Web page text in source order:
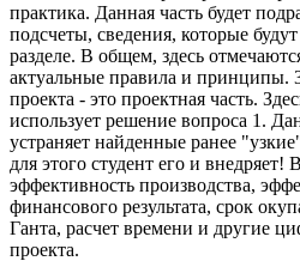
практика. Данная часть будет
подсчеты, сведения, которые
разделе. В общем, здесь
актуальные правила и принципы.
проекта - это проектная часть.
использует решение вопроса 1.
устраняет найденные ранее
для этого студент его и внедряет!
эффективность производства,
финансового результата, срок
Ганта, расчет времени и другие
проекта.